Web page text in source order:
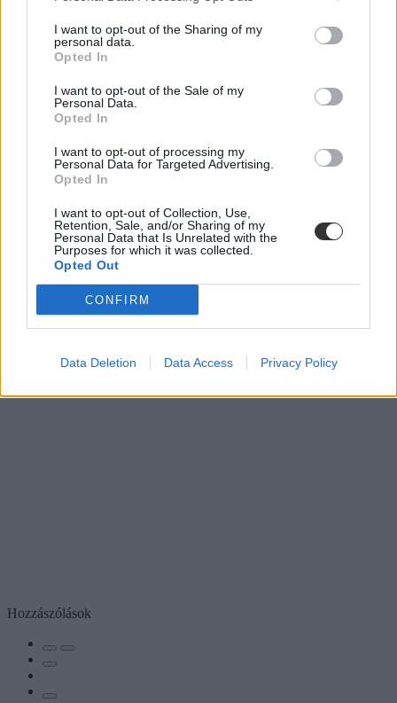
I want to opt-out of the Sharing of my
personal data.
Opted In
I want to opt-out of the Sale of my
Personal Data.
Opted In
I want to opt-out of processing my
Personal Data for Targeted Advertising.
Opted In
I want to opt-out of Collection, Use,
Retention, Sale, and/or Sharing of my
Personal Data that Is Unrelated with the
Purposes for which it was collected.
Opted Out
CONFIRM
Data Deletion Data Access Privacy Policy
Hozzászólások